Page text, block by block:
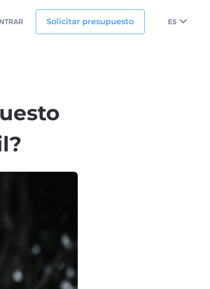
Solicitar presupuesto ES